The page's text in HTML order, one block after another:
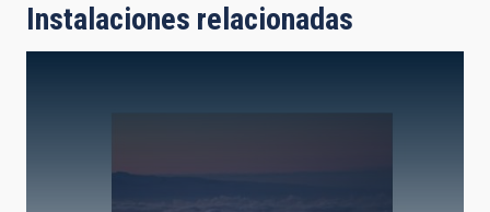
Instalaciones relacionadas